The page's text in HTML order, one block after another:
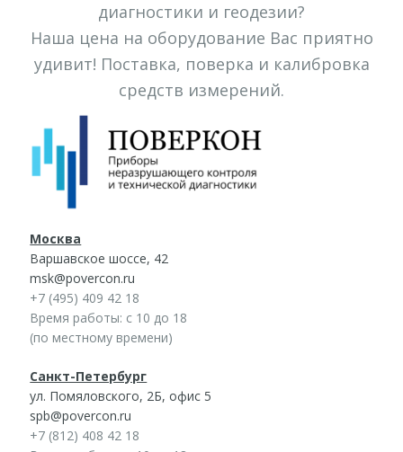
диагностики и геодезии?
Наша цена на оборудование Вас приятно
удивит! Поставка, поверка и калибровка
средств измерений.
Москва
Варшавское шоссе, 42
msk@povercon.ru
+7 (495) 409 42 18
Время работы: с 10 до 18
(по местному времени)
Санкт-Петербург
ул. Помяловского, 2Б, офис 5
spb@povercon.ru
+7 (812) 408 42 18